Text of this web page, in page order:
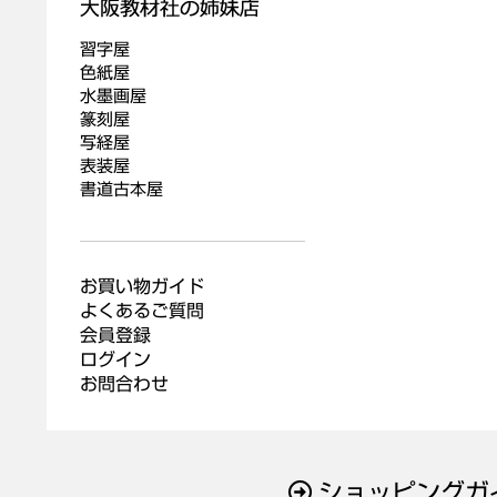
習字屋
色紙屋
水墨画屋
篆刻屋
写経屋
表装屋
書道古本屋
お買い物ガイド
よくあるご質問
会員登録
ログイン
お問合わせ